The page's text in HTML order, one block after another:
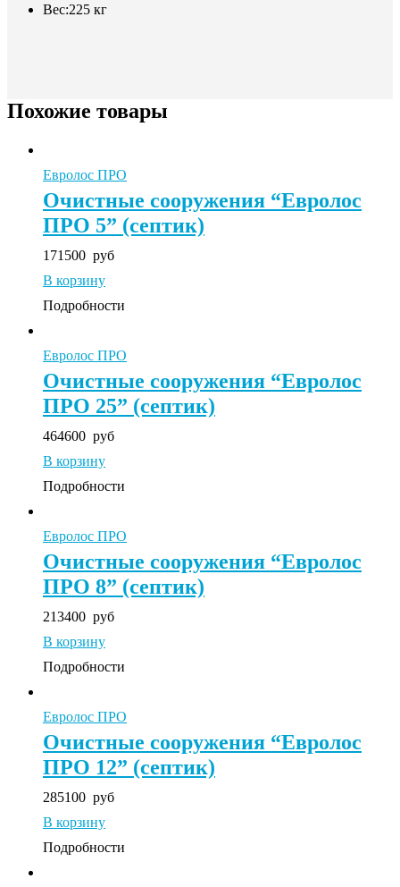
Вес:225 кг
Похожие товары
Евролос ПРО
Очистные сооружения “Евролос
ПРО 5” (септик)
171500 руб
В корзину
Подробности
Евролос ПРО
Очистные сооружения “Евролос
ПРО 25” (септик)
464600 руб
В корзину
Подробности
Евролос ПРО
Очистные сооружения “Евролос
ПРО 8” (септик)
213400 руб
В корзину
Подробности
Евролос ПРО
Очистные сооружения “Евролос
ПРО 12” (септик)
285100 руб
В корзину
Подробности